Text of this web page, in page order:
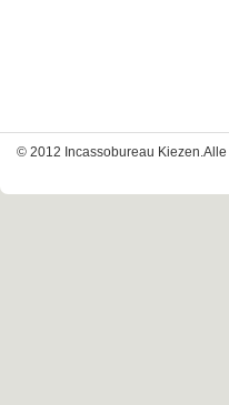
© 2012 Incassobureau